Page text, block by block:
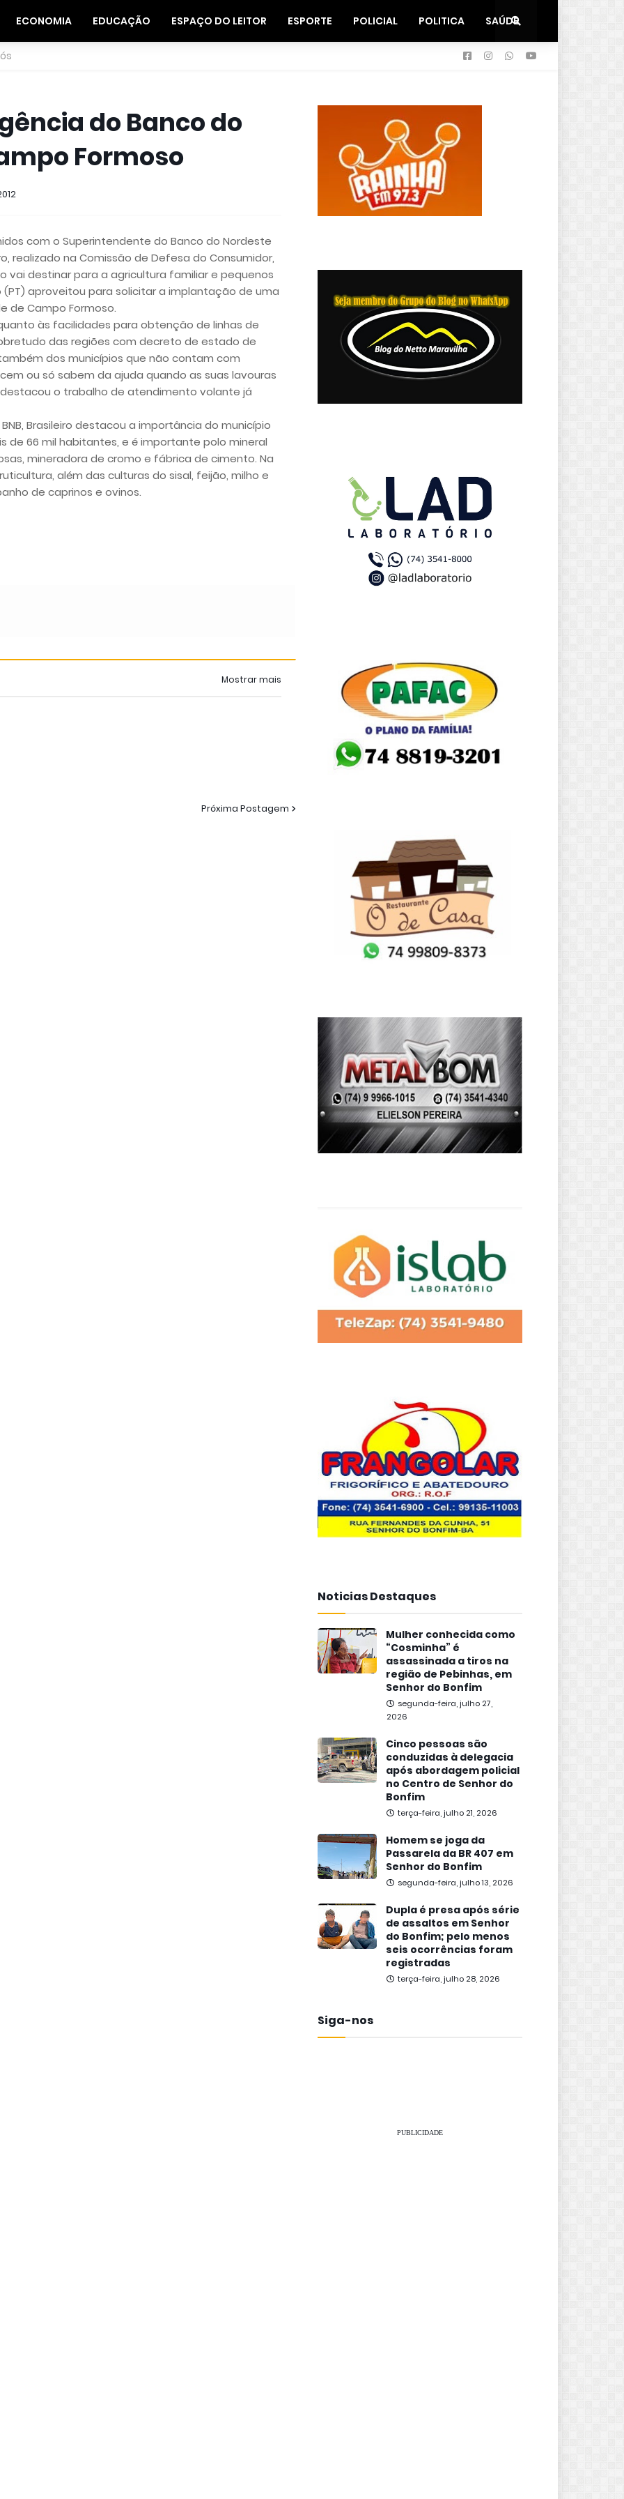
ECONOMIA EDUCAÇÃO ESPAÇO DO LEITOR ESPORTE POLICIAL POLITICA SAÚDE
do Banco do
Formoso
com o Superintendente do Banco do Nordeste
realizado na Comissão de Defesa do Consumidor,
vai destinar para a agricultura familiar e pequenos
aproveitou para solicitar a implantação de uma
de Campo Formoso.
às facilidades para obtenção de linhas de
das regiões com decreto de estado de
dos municípios que não contam com
ou só sabem da ajuda quando as suas lavouras
o trabalho de atendimento volante já
Brasileiro destacou a importância do município
de 66 mil habitantes, e é importante polo mineral
mineradora de cromo e fábrica de cimento. Na
além das culturas do sisal, feijão, milho e
de caprinos e ovinos.
Mostrar mais
Próxima Postagem
Noticias Destaques
Mulher conhecida como
“Cosminha” é
assassinada a tiros na
região de Pebinhas, em
Senhor do Bonfim
segunda-feira, julho 27,
2026
Cinco pessoas são
conduzidas à delegacia
após abordagem policial
no Centro de Senhor do
Bonfim
terça-feira, julho 21, 2026
Homem se joga da
Passarela da BR 407 em
Senhor do Bonfim
segunda-feira, julho 13, 2026
Dupla é presa após série
de assaltos em Senhor
do Bonfim; pelo menos
seis ocorrências foram
registradas
terça-feira, julho 28, 2026
Siga-nos
PUBLICIDADE